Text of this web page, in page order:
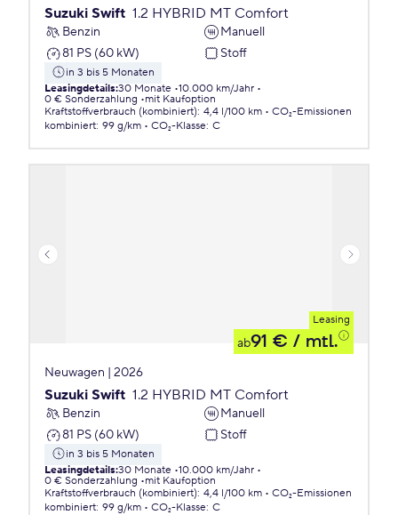
Suzuki Swift 1.2 HYBRID MT Comfort
Benzin
Manuell
81 PS (60 kW)
Stoff
in 3 bis 5 Monaten
Leasingdetails:30 Monate 10.000 km/Jahr
0 € Sonderzahlung
mit Kaufoption
Kraftstoffverbrauch (kombiniert): 4,4 l/100 km
CO₂-Emissionen
kombiniert: 99 g/km CO₂-Klasse: C
Leasing
ab91 € / mtl.
Neuwagen | 2026
Suzuki Swift 1.2 HYBRID MT Comfort
Benzin
Manuell
81 PS (60 kW)
Stoff
in 3 bis 5 Monaten
Leasingdetails:30 Monate 10.000 km/Jahr
0 € Sonderzahlung
mit Kaufoption
Kraftstoffverbrauch (kombiniert): 4,4 l/100 km
CO₂-Emissionen
kombiniert: 99 g/km CO₂-Klasse: C